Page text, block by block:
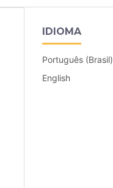
IDIOMA
Português (Brasil)
English